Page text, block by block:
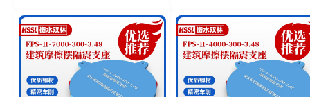
FPSII-4000-350-3.81生产
家